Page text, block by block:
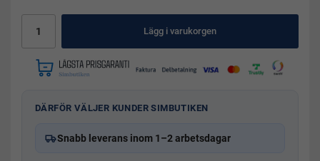
Lägg i varukorgen
DÄRFÖR VÄLJER KUNDER SIMBUTIKEN
Snabb leverans inom 1–2 arbetsdagar